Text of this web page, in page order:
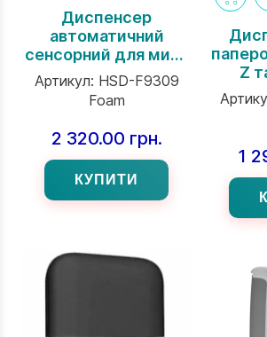
Диспенсер
автоматичний
сенсорний для мила
та дезінфектора
торгової марки
Interhasa на 1000 мл
з ABC-пластика
білого кольору
Артикул: HSD-F9309
Foam
2 320.00 грн.
КУПИТИ
Z
1